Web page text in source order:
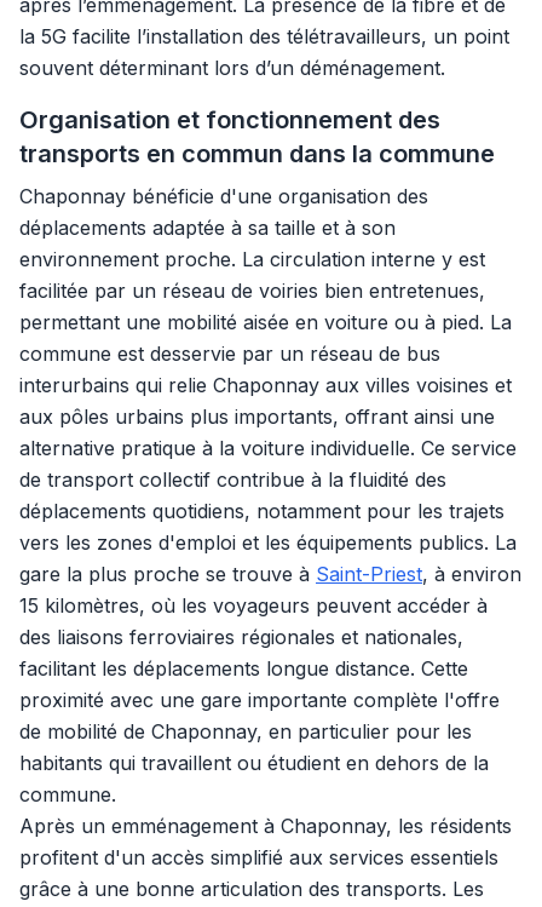
après l’emménagement. La présence de la fibre et de
la 5G facilite l’installation des télétravailleurs, un point
souvent déterminant lors d’un déménagement.
Organisation et fonctionnement des
transports en commun dans la commune
Chaponnay bénéficie d'une organisation des
déplacements adaptée à sa taille et à son
environnement proche. La circulation interne y est
facilitée par un réseau de voiries bien entretenues,
permettant une mobilité aisée en voiture ou à pied. La
commune est desservie par un réseau de bus
interurbains qui relie Chaponnay aux villes voisines et
aux pôles urbains plus importants, offrant ainsi une
alternative pratique à la voiture individuelle. Ce service
de transport collectif contribue à la fluidité des
déplacements quotidiens, notamment pour les trajets
vers les zones d'emploi et les équipements publics. La
gare la plus proche se trouve à Saint-Priest, à environ
15 kilomètres, où les voyageurs peuvent accéder à
des liaisons ferroviaires régionales et nationales,
facilitant les déplacements longue distance. Cette
proximité avec une gare importante complète l'offre
de mobilité de Chaponnay, en particulier pour les
habitants qui travaillent ou étudient en dehors de la
commune.
Après un emménagement à Chaponnay, les résidents
profitent d'un accès simplifié aux services essentiels
grâce à une bonne articulation des transports. Les